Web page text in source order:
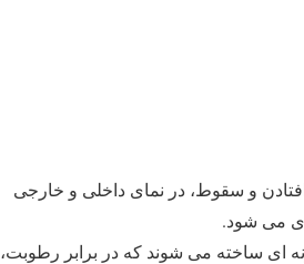
و سقوط، در نمای داخلی و خارجی
می شود.
ای ساخته می شوند که در برابر رطوبت،